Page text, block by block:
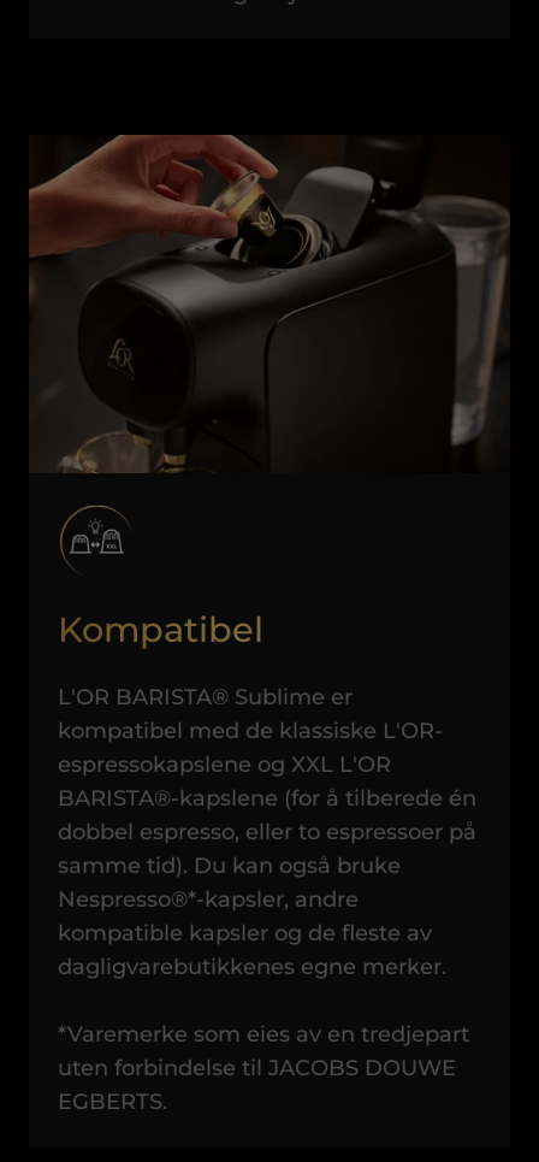
Kompatibel
L'OR BARISTA® Sublime er
kompatibel med de klassiske L'OR-
espressokapslene og XXL L'OR
BARISTA®-kapslene (for å tilberede én
dobbel espresso, eller to espressoer på
samme tid). Du kan også bruke
Nespresso®*-kapsler, andre
kompatible kapsler og de fleste av
dagligvarebutikkenes egne merker.
*Varemerke som eies av en tredjepart
uten forbindelse til JACOBS DOUWE
EGBERTS.